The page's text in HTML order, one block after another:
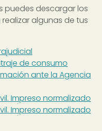
puedes descargar los
algunas de tus
de consumo
ante la Agencia
Impreso normalizado
Impreso normalizado